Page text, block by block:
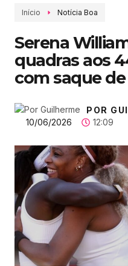
Início Notícia Boa
Serena
quadras aos
com saque
POR
10/06/2026
12:09